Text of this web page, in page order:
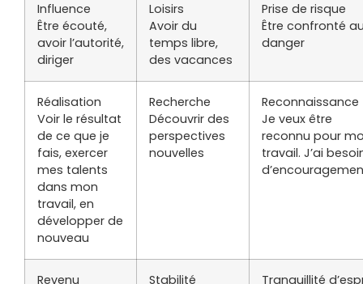
Influence
Être écouté,
avoir l’autorité,
diriger
Loisirs
Avoir du
temps libre,
des vacances
Prise de risque
Être confronté
danger
Réalisation
Voir le résultat
de ce que je
fais, exercer
mes talents
dans mon
travail, en
développer de
nouveau
Recherche
Découvrir des
perspectives
nouvelles
Reconnaissance
Je veux être
reconnu pour
travail. J’ai
Revenu
Stabilité
Tranquillité